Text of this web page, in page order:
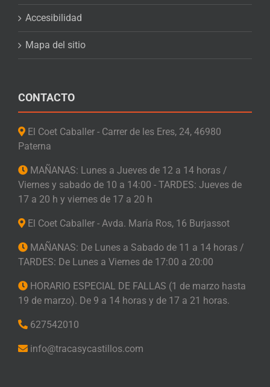
Accesibilidad
Mapa del sitio
CONTACTO
El Coet Caballer - Carrer de les Eres, 24, 46980
Paterna
MAÑANAS: Lunes a Jueves de 12 a 14 horas /
Viernes y sabado de 10 a 14:00 - TARDES: Jueves de
17 a 20 h y viernes de 17 a 20 h
El Coet Caballer - Avda. María Ros, 16 Burjassot
MAÑANAS: De Lunes a Sabado de 11 a 14 horas /
TARDES: De Lunes a Viernes de 17:00 a 20:00
HORARIO ESPECIAL DE FALLAS (1 de marzo hasta
19 de marzo). De 9 a 14 horas y de 17 a 21 horas.
627542010
info@tracasycastillos.com